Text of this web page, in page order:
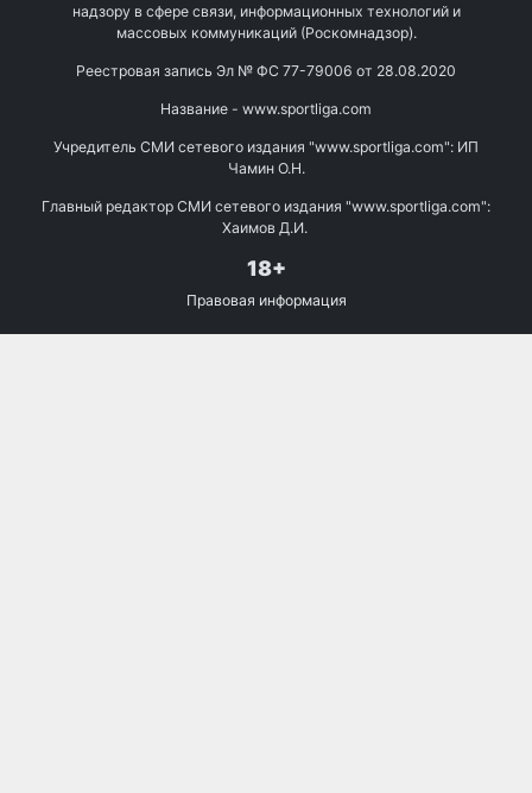
надзору в сфере связи, информационных технологий и
массовых коммуникаций (Роскомнадзор).
Реестровая запись Эл № ФС 77-79006 от 28.08.2020
Название - www.sportliga.com
Учредитель СМИ сетевого издания "www.sportliga.com": ИП
Чамин О.Н.
Главный редактор СМИ сетевого издания "www.sportliga.com":
Хаимов Д.И.
18+
Правовая информация